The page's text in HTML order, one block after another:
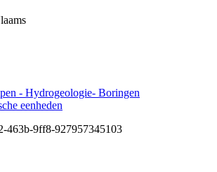
- Hydrogeologie- Boringen
eenheden
463b-9ff8-927957345103